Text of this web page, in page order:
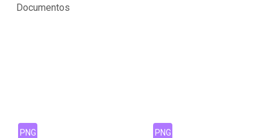
Documentos
PNG PNG